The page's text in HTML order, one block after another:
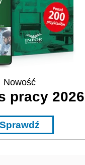
Nowość
pracy 2026
Sprawdź